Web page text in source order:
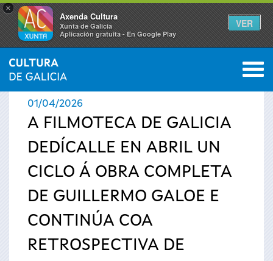
×
Axenda Cultura
Xunta de Galicia
Aplicación gratuíta - En Google Play
VER
Vostede
está
aquí
INICIO › ACTUALIDADE 0
01/04/2026
A FILMOTECA DE GALICIA
DEDÍCALLE EN ABRIL UN
CICLO Á OBRA COMPLETA
DE GUILLERMO GALOE E
CONTINÚA COA
RETROSPECTIVA DE